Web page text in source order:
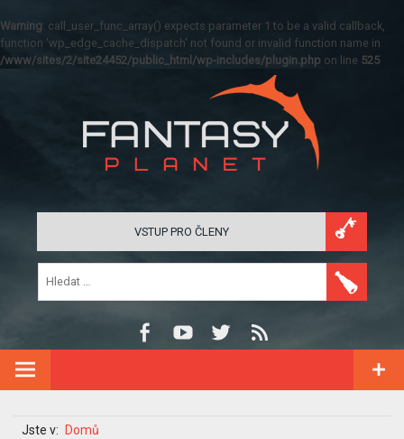
Warning: call_user_func_array() expects parameter 1 to be a valid callback,
function 'wp_edge_cache_dispatch' not found or invalid function name in
/www/sites/2/site24452/public_html/wp-includes/plugin.php on line 525
VSTUP PRO ČLENY
Jste v: Domů